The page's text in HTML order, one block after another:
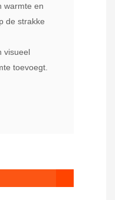
warmte en
de strakke
visueel
toevoegt.